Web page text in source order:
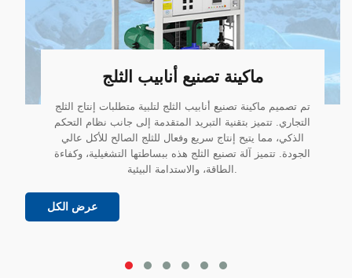
ماكينة تصنيع أنابيب الثلج
تم تصميم ماكينة تصنيع أنابيب الثلج لتلبية متطلبات إنتاج الثلج
التجاري. تتميز بتقنية التبريد المتقدمة إلى جانب نظام التحكم
الذكي، مما يتيح إنتاج سريع وفعال للثلج الصالح للأكل عالي
الجودة. تتميز آلة تصنيع الثلج هذه ببساطتها التشغيلية، وكفاءة
الطاقة، والاستدامة البيئية.
عرض الكل